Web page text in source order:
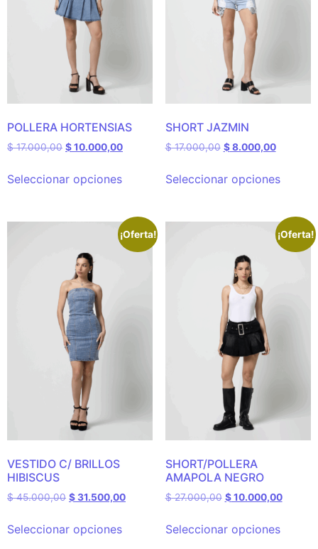
POLLERA HORTENSIAS
$17.000,00 $10.000,00
Seleccionar opciones
SHORT JAZMIN
$17.000,00 $8.000,00
Seleccionar opciones
¡Oferta!
VESTIDO C/ BRILLOS
HIBISCUS
$45.000,00 $31.500,00
Seleccionar opciones
¡Oferta!
SHORT/POLLERA
AMAPOLA NEGRO
$27.000,00 $10.000,00
Seleccionar opciones